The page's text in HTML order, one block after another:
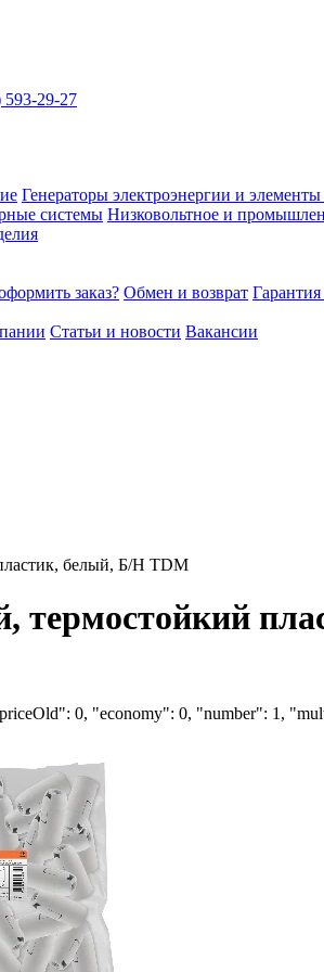
593-29-27
Генераторы электроэнергии и
системы Низковольтное и
заказ? Обмен и возврат
Статьи и новости Вакансии
белый, Б/Н TDM
термостойкий
0, "economy": 0, "number": 1,